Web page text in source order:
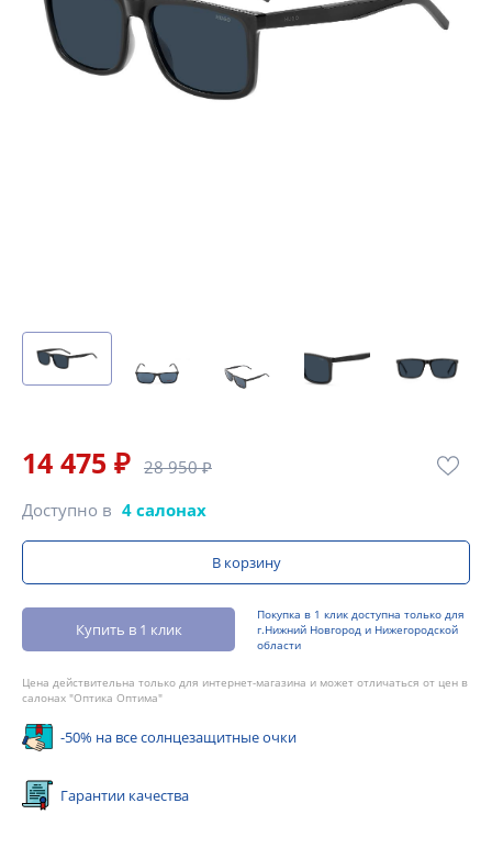
14 475 ₽ 28 950 ₽
Доступно в 4 салонах
В корзину
Купить в 1 клик
Покупка в 1 клик доступна только для
г.Нижний Новгород и Нижегородской
области
Цена действительна только для интернет-магазина и может отличаться от цен в
салонах "Оптика Оптима"
-50% на все солнцезащитные очки
Гарантии качества